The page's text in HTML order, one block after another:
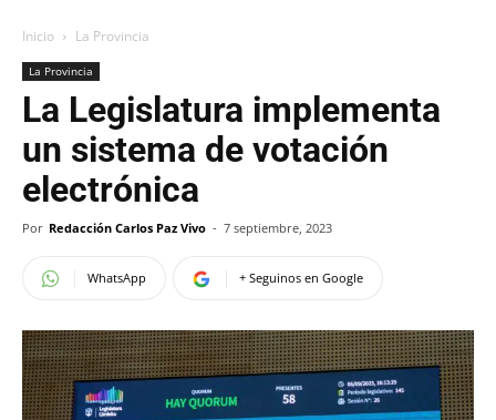
Inicio La Provincia
La Provincia
La Legislatura implementa
un sistema de votación
electrónica
Por Redacción Carlos Paz Vivo - 7 septiembre, 2023
WhatsApp + Seguinos en Google